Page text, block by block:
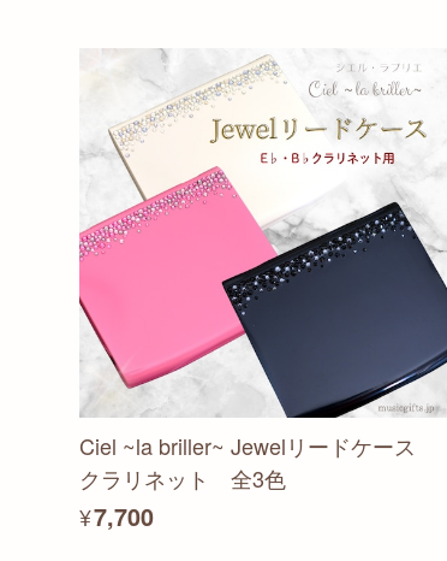
Ciel ~la briller~ Jewelリードケース
クラリネット 全3色
¥7,700